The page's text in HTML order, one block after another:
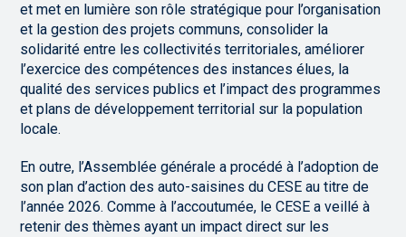
et met en lumière son rôle stratégique pour l’organisation
et la gestion des projets communs, consolider la
solidarité entre les collectivités territoriales, améliorer
l’exercice des compétences des instances élues, la
qualité des services publics et l’impact des programmes
et plans de développement territorial sur la population
locale.
En outre, l’Assemblée générale a procédé à l’adoption de
son plan d’action des auto-saisines du CESE au titre de
l’année 2026. Comme à l’accoutumée, le CESE a veillé à
retenir des thèmes ayant un impact direct sur les